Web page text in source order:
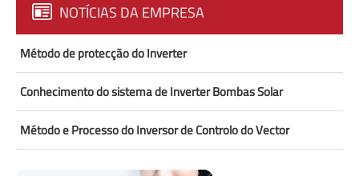
NOTÍCIAS DA EMPRESA
Método de protecção do Inverter
Conhecimento do sistema de Inverter Bombas Solar
Método e Processo do Inversor de Controlo do Vector